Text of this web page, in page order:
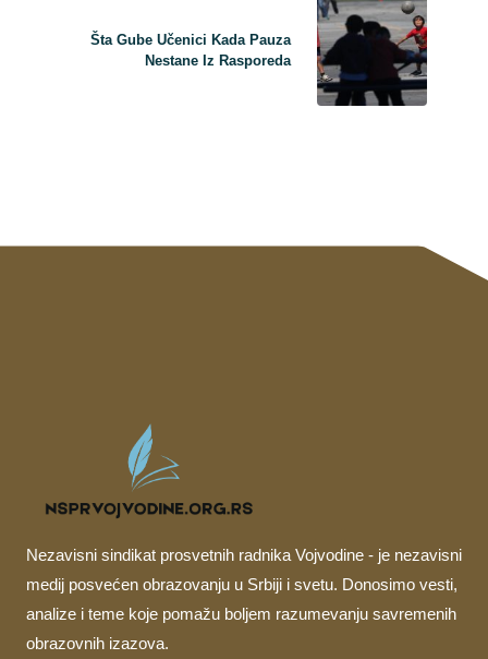
Šta Gube Učenici Kada Pauza
Nestane Iz Rasporeda
Nezavisni sindikat prosvetnih radnika Vojvodine - je nezavisni
medij posvećen obrazovanju u Srbiji i svetu. Donosimo vesti,
analize i teme koje pomažu boljem razumevanju savremenih
obrazovnih izazova.